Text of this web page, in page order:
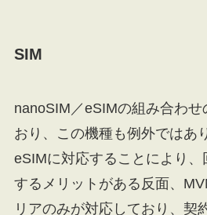
SIM
nanoSIM／eSIMの組み合わ
おり、この機種も例外ではあ
eSIMに対応することにより、
するメリットがある反面、
リアのみが対応しており、契